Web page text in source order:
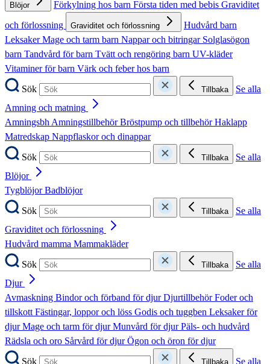
Blöjor Förkylning hos barn Första tiden med bebis Graviditet
och förlossning
Graviditet och förlossning
Hudvård barn
LeksakerMage och tarm barn Nappar och bitringar Solglasögon
barn Tandvård för barn Tvätt och rengöring barn UV-kläder
Vitaminer för barn Värk och feber hos barn
Sök
Tillbaka
Se alla
Amning och matning
AmningsbhAmningstillbehörBröstpump och tillbehörHaklapp
Matredskap Nappflaskor och dinappar
Sök
Tillbaka
Se alla
Blöjor
TygblöjorBadblöjor
Sök
Tillbaka
Se alla
Graviditet och förlossning
Hudvård mamma Mammakläder
Sök
Tillbaka
Se alla
Djur
Avmaskning Bindor och förband för djurDjurtillbehörFoder och
tillskottFästingar, loppor och löss Godis och tuggben Leksaker för
djurMage och tarm för djurMunvård för djurPäls- och hudvård
Rädsla och oro Sårvård för djurÖgon och öron för djur
Sök
Tillbaka
Se alla